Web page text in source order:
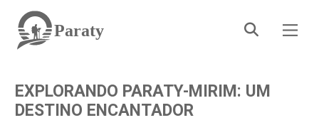
Paraty
EXPLORANDO PARATY-MIRIM: UM
DESTINO ENCANTADOR